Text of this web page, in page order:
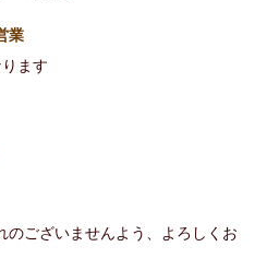
業
ます
ございませんよう、よろしくお